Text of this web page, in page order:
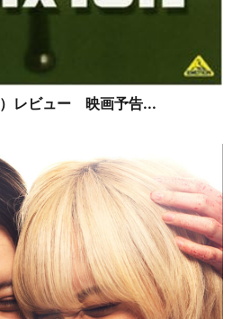
レビュー 映画予告...